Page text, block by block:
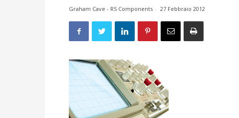
Graham Cave - RS Components - 27 Febbraio 2012